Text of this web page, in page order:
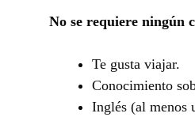
No se requiere ningún
Te gusta viajar.
Conocimiento
Inglés (al menos